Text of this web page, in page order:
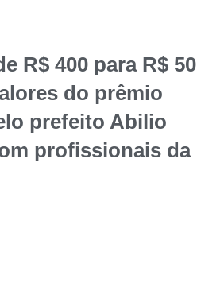
R$ 400 para R$
do prêmio
prefeito Abilio
profissionais da